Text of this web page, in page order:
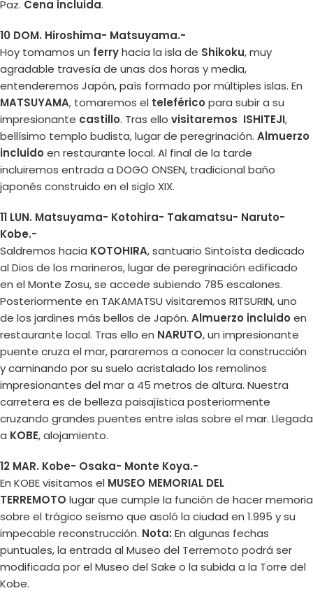
Paz. Cena incluida.
10 DOM. Hiroshima- Matsuyama.-
Hoy tomamos un ferryhacia la isla de Shikoku, muy
agradable travesía de unas dos horas y media,
entenderemos Japón, país formado por múltiples islas. En
MATSUYAMA, tomaremos el teleférico para subir a su
impresionante castillo. Tras ello visitaremos ISHITEJI,
bellísimo templo budista, lugar de peregrinación. Almuerzo
incluido en restaurante local. Al final de la tarde
incluiremos entrada a DOGO ONSEN, tradicional baño
japonés construido en el siglo XIX.
11 LUN. Matsuyama- Kotohira- Takamatsu- Naruto-
Kobe.-
Saldremos hacia KOTOHIRA, santuario Sintoísta dedicado
al Dios de los marineros, lugar de peregrinación edificado
en el Monte Zosu, se accede subiendo 785 escalones.
Posteriormente en TAKAMATSU visitaremos RITSURIN, uno
de los jardines más bellos de Japón. Almuerzo incluido en
restaurante local. Tras ello en NARUTO, un impresionante
puente cruza el mar, pararemos a conocer la construcción
y caminando por su suelo acristalado los remolinos
impresionantes del mar a 45 metros de altura. Nuestra
carretera es de belleza paisajística posteriormente
cruzando grandes puentes entre islas sobre el mar. Llegada
a KOBE, alojamiento.
12 MAR. Kobe- Osaka- Monte Koya.-
En KOBE visitamos el MUSEO MEMORIAL DEL
TERREMOTO lugar que cumple la función de hacer memoria
sobre el trágico seísmo que asoló la ciudad en 1.995 y su
impecable reconstrucción. Nota: En algunas fechas
puntuales, la entrada al Museo del Terremoto podrá ser
modificada por el Museo del Sake o la subida a la Torre del
Kobe.